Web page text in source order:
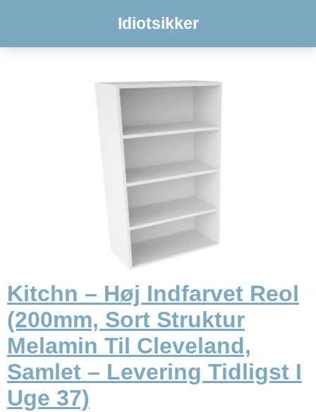
Idiotsikker
Kitchn – Høj Indfarvet Reol
(200mm, Sort Struktur
Melamin Til Cleveland,
Samlet – Levering Tidligst I
Uge 37)